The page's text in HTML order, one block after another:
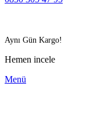
Aynı Gün Kargo!
Hemen incele
Menü